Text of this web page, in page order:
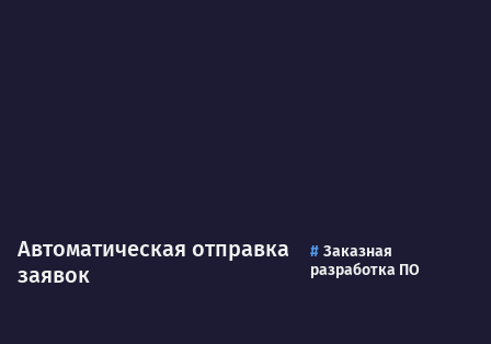
Автоматическая отправка
заявок
Заказная
разработка ПО